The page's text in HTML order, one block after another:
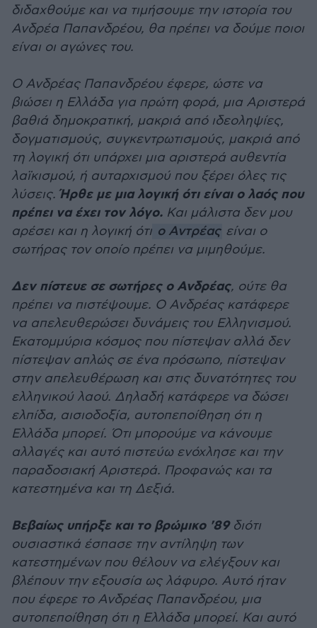
διδαχθούμε και να τιμήσουμε την ιστορία του
Ανδρέα Παπανδρέου, θα πρέπει να δούμε ποιοι
είναι οι αγώνες του.
Ο Ανδρέας Παπανδρέου έφερε, ώστε να
βιώσει η Ελλάδα για πρώτη φορά, μια Αριστερά
βαθιά δημοκρατική, μακριά από ιδεοληψίες,
δογματισμούς, συγκεντρωτισμούς, μακριά από
τη λογική ότι υπάρχει μια αριστερά αυθεντία
λαϊκισμού, ή αυταρχισμού που ξέρει όλες τις
λύσεις. Ήρθε με μια λογική ότι είναι ο λαός που
πρέπει να έχει τον λόγο. Και μάλιστα δεν μου
αρέσει και η λογική ότι ο Αντρέας είναι ο
σωτήρας τον οποίο πρέπει να μιμηθούμε.
Δεν πίστευε σε σωτήρες ο Ανδρέας, ούτε θα
πρέπει να πιστέψουμε. Ο Ανδρέας κατάφερε
να απελευθερώσει δυνάμεις του Ελληνισμού.
Εκατομμύρια κόσμος που πίστεψαν αλλά δεν
πίστεψαν απλώς σε ένα πρόσωπο, πίστεψαν
στην απελευθέρωση και στις δυνατότητες του
ελληνικού λαού. Δηλαδή κατάφερε να δώσει
ελπίδα, αισιοδοξία, αυτοπεποίθηση ότι η
Ελλάδα μπορεί. Ότι μπορούμε να κάνουμε
αλλαγές και αυτό πιστεύω ενόχλησε και την
παραδοσιακή Αριστερά. Προφανώς και τα
κατεστημένα και τη Δεξιά.
Βεβαίως υπήρξε και το βρώμικο '89διότι
ουσιαστικά έσπασε την αντίληψη των
κατεστημένων που θέλουν να ελέγξουν και
βλέπουν την εξουσία ως λάφυρο. Αυτό ήταν
που έφερε το Ανδρέας Παπανδρέου, μια
αυτοπεποίθηση ότι η Ελλάδα μπορεί. Και αυτό